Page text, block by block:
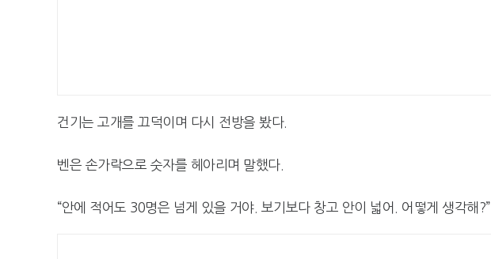
건기는 고개를 끄덕이며 다시 전방을 봤다.
벤은 손가락으로 숫자를 헤아리며 말했다.
“안에 적어도 30명은 넘게 있을 거야. 보기보다 창고 안이 넓어. 어떻게 생각해?”